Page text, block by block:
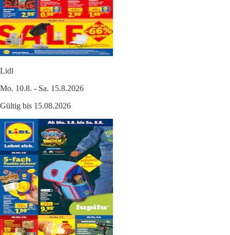
Lidl
Mo. 10.8. - Sa. 15.8.2026
Gültig bis 15.08.2026